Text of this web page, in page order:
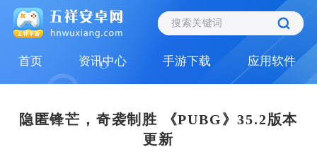
首页 资讯中心 手游下载 应用软件
隐匿锋芒，奇袭制胜 《PUBG》35.2版本
更新